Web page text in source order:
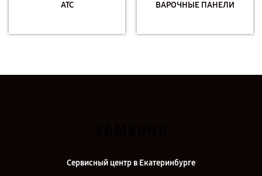
АТС ВАРОЧНЫЕ ПАНЕЛИ
Сервисный центр в Екатеринбурге